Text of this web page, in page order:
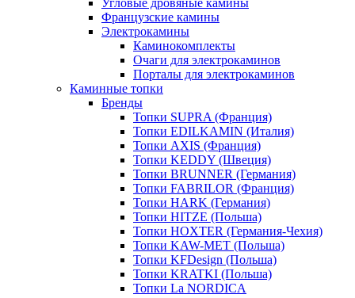
Угловые дровяные камины
Французские камины
Электрокамины
Каминокомплекты
Очаги для электрокаминов
Порталы для электрокаминов
Каминные топки
Бренды
Топки SUPRA (Франция)
Топки EDILKAMIN (Италия)
Топки AXIS (Франция)
Топки KEDDY (Швеция)
Топки BRUNNER (Германия)
Топки FABRILOR (Франция)
Топки HARK (Германия)
Топки HITZE (Польша)
Топки HOXTER (Германия-Чехия)
Топки KAW-MET (Польша)
Топки KFDesign (Польша)
Топки KRATKI (Польша)
Топки La NORDICA